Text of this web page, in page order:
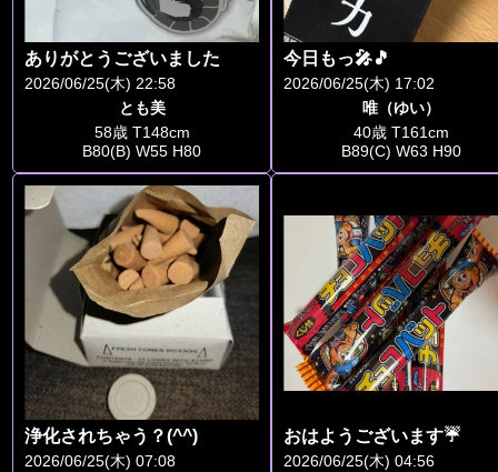
ありがとうございました
2026/06/25(木) 22:58
とも美
58歳 T148cm
B80(B) W55 H80
今日もっ🎤🎵
2026/06/25(木) 17:02
唯（ゆい）
40歳 T161cm
B89(C) W63 H90
浄化されちゃう？(^^)
2026/06/25(木) 07:08
おはようございます☔️
2026/06/25(木) 04:56